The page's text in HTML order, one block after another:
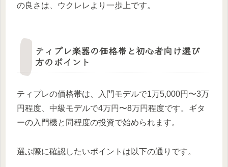
の良さは、ウクレレより一歩上です。
ティプレ楽器の価格帯と初心者向け選び
方のポイント
ティプレの価格帯は、入門モデルで1万5,000円〜3万
円程度、中級モデルで4万円〜8万円程度です。ギタ
ーの入門機と同程度の投資で始められます。
選ぶ際に確認したいポイントは以下の通りです。